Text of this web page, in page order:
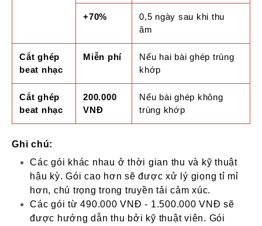
+70%
0,5 ngày sau khi thu
âm
Cắt ghép
beat nhạc
Miễn phí
Nếu hai bài ghép trùng
khớp
Cắt ghép
beat nhạc
200.000
VNĐ
Nếu bài ghép không
trùng khớp
Ghi chú:
Các gói khác nhau ở thời gian thu và kỹ thuật
hậu kỳ. Gói cao hơn sẽ được xử lý giọng tỉ mỉ
hơn, chú trọng trong truyền tải cảm xúc.
Các gói từ 490.000 VNĐ - 1.500.000 VNĐ sẽ
được hướng dẫn thu bởi kỹ thuật viên. Gói